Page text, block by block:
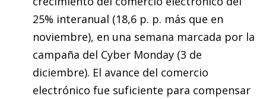
25% interanual (18,6 p. p. más que en
noviembre), en una semana marcada por la
campaña del Cyber Monday (3 de
diciembre). El avance del comercio
electrónico fue suficiente para compensar